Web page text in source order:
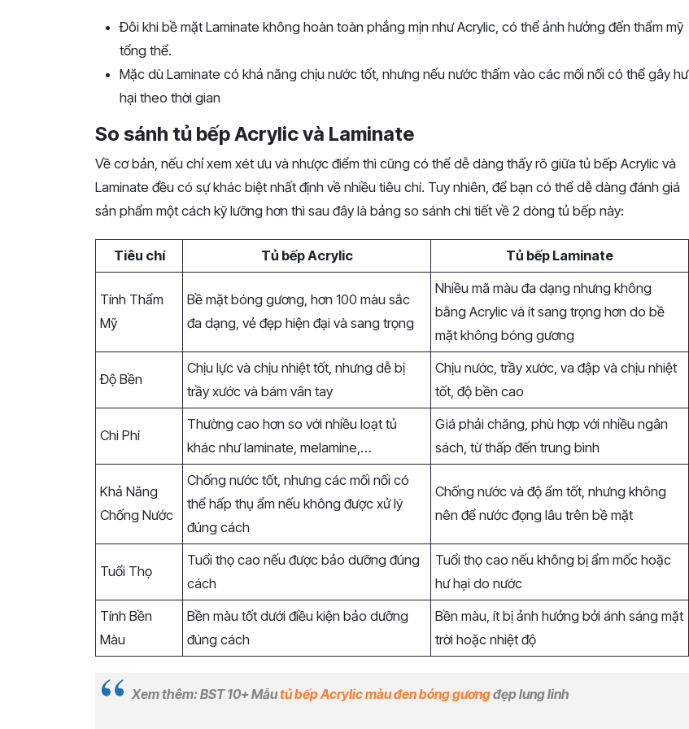
Đôi khi bề mặt Laminate không hoàn toàn phẳng mịn như Acrylic, có thể ảnh hưởng đến thẩm mỹ
tổng thể.
Mặc dù Laminate có khả năng chịu nước tốt, nhưng nếu nước thấm vào các mối nối có thể gây hư
hại theo thời gian
So sánh tủ bếp Acrylic và Laminate
Về cơ bản, nếu chỉ xem xét ưu và nhược điểm thì cũng có thể dễ dàng thấy rõ giữa tủ bếp Acrylic và
Laminate đều có sự khác biệt nhất định về nhiều tiêu chí. Tuy nhiên, để bạn có thể dễ dàng đánh giá
sản phẩm một cách kỹ lưỡng hơn thì sau đây là bảng so sánh chi tiết về 2 dòng tủ bếp này:
Tiêu chí Tủ bếp Acrylic Tủ bếp Laminate
Tính Thẩm
Mỹ
Bề mặt bóng gương, hơn 100 màu sắc
đa dạng, vẻ đẹp hiện đại và sang trọng
Nhiều mã màu đa dạng nhưng không
bằng Acrylic và ít sang trọng hơn do bề
mặt không bóng gương
Độ Bền
Chịu lực và chịu nhiệt tốt, nhưng dễ bị
trầy xước và bám vân tay
Chịu nước, trầy xước, va đập và chịu nhiệt
tốt, độ bền cao
Chi Phí
Thường cao hơn so với nhiều loạt tủ
khác như laminate, melamine,…
Giá phải chăng, phù hợp với nhiều ngân
sách, từ thấp đến trung bình
Khả Năng
Chống Nước
Chống nước tốt, nhưng các mối nối có
thể hấp thụ ẩm nếu không được xử lý
đúng cách
Chống nước và độ ẩm tốt, nhưng không
nên để nước đọng lâu trên bề mặt
Tuổi Thọ
Tuổi thọ cao nếu được bảo dưỡng đúng
cách
Tuổi thọ cao nếu không bị ẩm mốc hoặc
hư hại do nước
Tính Bền
Màu
Bền màu tốt dưới điều kiện bảo dưỡng
đúng cách
Bền màu, ít bị ảnh hưởng bởi ánh sáng mặt
trời hoặc nhiệt độ
Xem thêm: BST 10+ Mẫutủ bếp Acrylic màu đen bóng gươngđẹp lung linh